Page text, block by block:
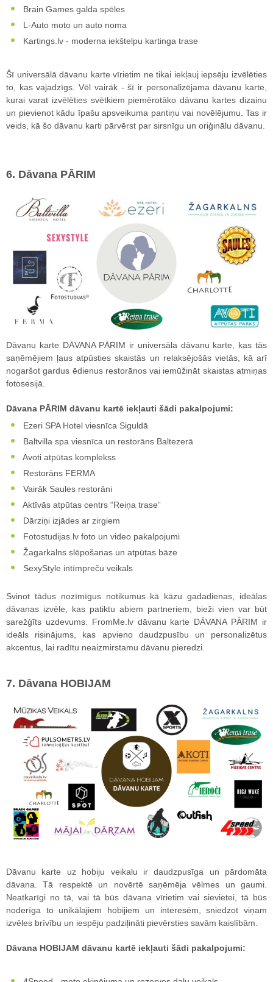
Brain Games galda spēles
L-Auto moto un auto noma
Kartings.lv - moderna iekštelpu kartinga trase
Šī universālā dāvanu karte vīrietim ne tikai iekļauj iepsēju izvēlēties
to, kas vajadzīgs. Vēl vairāk - šī ir personalizējama dāvanu karte,
kurai varat izvēlēties svētkiem piemērotāko dāvanu kartes dizainu
un pievienot kādu īpašu apsveikuma pantiņu vai novēlējumu. Tas ir
veids, kā šo dāvanu karti pārvērst par sirsnīgu un oriģinālu dāvanu.
6. Dāvana PĀRIM
Dāvanu karte DĀVANA PĀRIM ir universāla dāvanu karte, kas tās
saņēmējiem ļaus atpūsties skaistās un relaksējošās vietās, kā arī
nogaršot gardus ēdienus restorānos vai iemūžināt skaistas atmiņas
fotosesijā.
Dāvana PĀRIM dāvanu kartē iekļauti šādi pakalpojumi:
Ezeri SPA Hotel viesnīca Siguldā
Baltvilla spa viesnīca un restorāns Baltezerā
Avoti atpūtas komplekss
Restorāns FERMA
Vairāk Saules restorāni
Aktīvās atpūtas centrs “Reiņa trase”
Dārziņi izjādes ar zirgiem
Fotostudijas.lv foto un video pakalpojumi
Žagarkalns slēpošanas un atpūtas bāze
SexyStyle intīmpreču veikals
Svinot tādus nozīmīgus notikumus kā kāzu gadadienas, ideālas
dāvanas izvēle, kas patiktu abiem partneriem, bieži vien var būt
sarežģīts uzdevums. FromMe.lv dāvanu karte DĀVANA PĀRIM ir
ideāls risinājums, kas apvieno daudzpusību un personalizētus
akcentus, lai radītu neaizmirstamu dāvanu pieredzi.
7. Dāvana HOBIJAM
Dāvanu karte uz hobiju veikalu ir daudzpusīga un pārdomāta
dāvana. Tā respektē un novērtē saņēmēja vēlmes un gaumi.
Neatkarīgi no tā, vai tā būs dāvana vīrietim vai sievietei, tā būs
noderīga to unikālajiem hobijiem un interesēm, sniedzot viņam
izvēles brīvību un iespēju padziļināti pievērsties savām kaislībām.
Dāvana HOBIJAM dāvanu kartē iekļauti šādi pakalpojumi: